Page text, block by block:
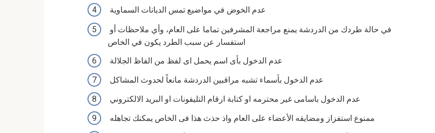
عدم الخوض في مواضيع تمس الديانات السماوية
استفسار عن سبب الطرد يكون في الخاص
عدم الدخول بأى اسم يحمل اى لفظ من الفاظ الجلالة
عدم الدخول بأسماء تشبه مراقبين الدردشة مانعاً لحدوث المشاكل
عدم الدخول باسامى غير محترمه او كتابة ارقام التليفونات او البريد الالكتروني
ممنوع استفزاز ومضايقه الأعضاء على العام واذ حذث هذا فى الخاص يمكنك تجاهله